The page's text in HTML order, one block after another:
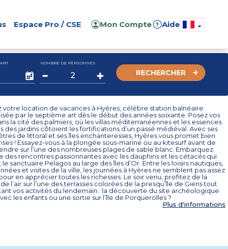
Espace Pro / CSE Mon Compte ? Aide
NOMBRE DE PERSONNES
RECHERCHER
votre location de vacances à Hyères, célèbre station balnéaire
par le septième art dès le début des années soixante. Posez vos
la cité des palmiers, où les villas méditerranéennes et les essences
des jardins côtoient les fortifications d’un passé médiéval. Avec ses
de littoral et ses îles enchanteresses, Hyères vous promet bien
! Essayez-vous à la plongée sous-marine ou au kitesurf avant de
sur l’une des nombreuses plages de sable blanc. Embarquez
des rencontres passionnantes avec les dauphins et les cétacés qui
sanctuaire Pelagos au large des îles d’Or. Entre les loisirs nautiques,
et visites de la ville, les journées à Hyères ne semblent pas assez
en apprécier toutes les richesses. Le soir venu, profitez de la
l’air sur l’une des terrasses colorées de la presqu’île de Giens tout
vos activités du lendemain : la découverte du site archéologique
les enfants ou une sortie sur l’île de Porquerolles ?
Plus d'informations